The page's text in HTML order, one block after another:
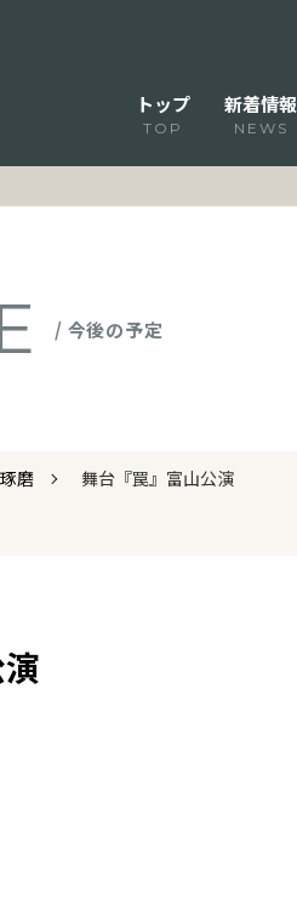
トップ
TOP
新着情報
NEWS
/ 今後の予定
磨 舞台『罠』富山公演